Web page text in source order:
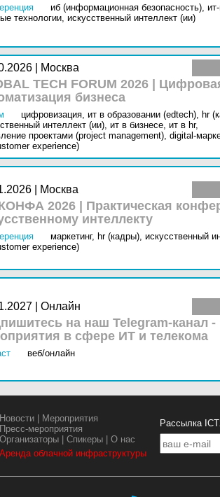
иб (информационная безопасность),
технологии, искусственный интеллект (ии)
| Москва
TECH FORUM 2026 |
бизнеса
цифровизация, ит в образовании (edtech), hr
интеллект (ии), ит в бизнесе, ит в hr,
проектами (project management), digital-
experience)
| Москва
2026 | Практическая
интеллекту
маркетинг, hr (кадры), искусственный
experience)
| Онлайн
на наш Telegram-канал
в сфере ИТ и телекома
веб/онлайн
Новости
Мероприятия
Пресс-мероприятия
Организаторы |Спикеры |О нас
Аренда облачной инфраструктуры
Рассылка